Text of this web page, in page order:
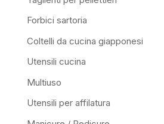
Forbici sartoria
Coltelli da cucina giapponesi
Utensili cucina
Multiuso
Utensili per affilatura